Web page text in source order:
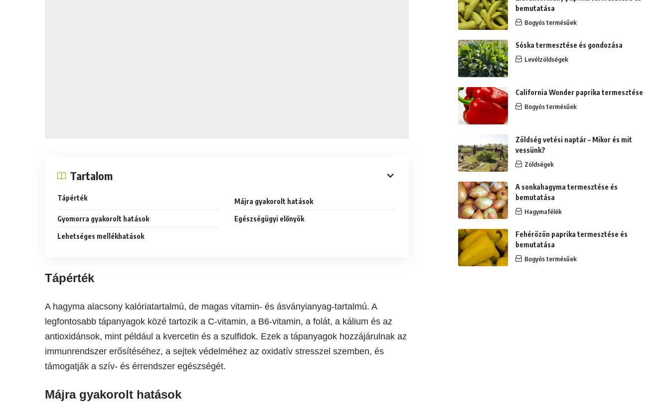
Tartalom
Tápérték Májra gyakorolt hatások
Gyomorra gyakorolt hatások Egészségügyi előnyök
Lehetséges mellékhatások
Tápérték
A hagyma alacsony kalóriatartalmú, de magas vitamin- és ásványianyag-tartalmú. A
legfontosabb tápanyagok közé tartozik a C-vitamin, a B6-vitamin, a folát, a kálium és az
antioxidánsok, mint például a kvercetin és a szulfidok. Ezek a tápanyagok hozzájárulnak az
immunrendszer erősítéséhez, a sejtek védelméhez az oxidatív stresszel szemben, és
támogatják a szív- és érrendszer egészségét.
Májra gyakorolt hatások
bemutatása
Bogyós termésűek
Sóska termesztése és gondozása
Levélzöldségek
California Wonder paprika termesztése
Bogyós termésűek
Zöldség vetési naptár – Mikor és mit
vessünk?
Zöldségek
A sonkahagyma termesztése és
bemutatása
Hagymafélék
Fehérözön paprika termesztése és
bemutatása
Bogyós termésűek